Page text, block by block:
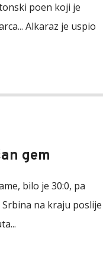
poen koji je
Alkaraz je uspio
gem
bilo je 30:0, pa
na kraju poslije